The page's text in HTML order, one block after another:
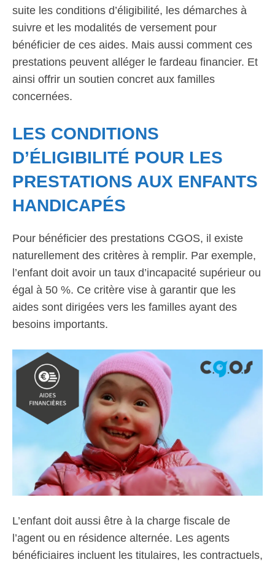
suite les conditions d’éligibilité, les démarches à
suivre et les modalités de versement pour
bénéficier de ces aides. Mais aussi comment ces
prestations peuvent alléger le fardeau financier. Et
ainsi offrir un soutien concret aux familles
concernées.
LES CONDITIONS
D’ÉLIGIBILITÉ POUR LES
PRESTATIONS AUX ENFANTS
HANDICAPÉS
Pour bénéficier des prestations CGOS, il existe
naturellement des critères à remplir. Par exemple,
l’enfant doit avoir un taux d’incapacité supérieur ou
égal à 50 %. Ce critère vise à garantir que les
aides sont dirigées vers les familles ayant des
besoins importants.
L’enfant doit aussi être à la charge fiscale de
l’agent ou en résidence alternée. Les agents
bénéficiaires incluent les titulaires, les contractuels,